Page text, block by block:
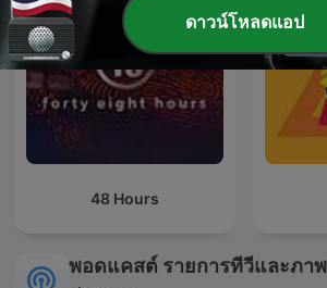
48 Hours
พอดแคสต์ รายการทีวีและภา
ดาวน์โหลดแอป